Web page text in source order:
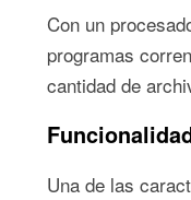
Con un
programas
cantidad de
Una de las